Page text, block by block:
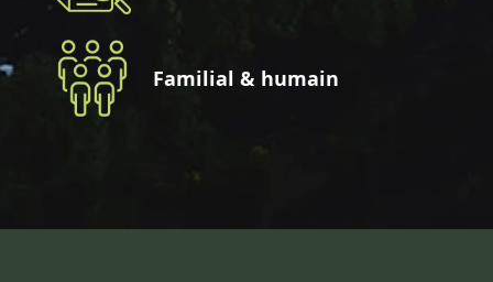
Familial & humain